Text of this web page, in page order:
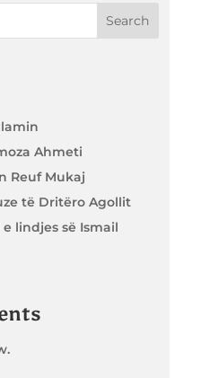
Search
Ahmeti
Reuf Mukaj
të Dritëro Agollit
lindjes së Ismail